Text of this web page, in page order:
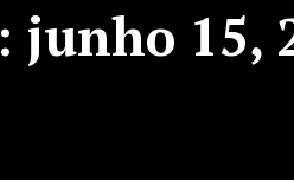
junho 15,